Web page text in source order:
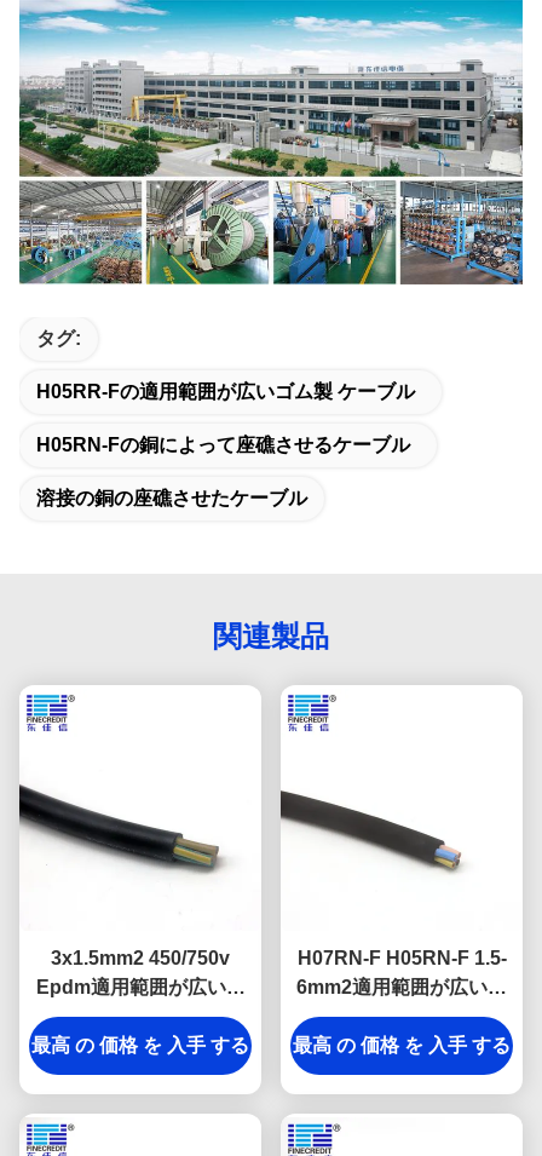
タグ:
H05RR-Fの適用範囲が広いゴム製 ケーブル
H05RN-Fの銅によって座礁させるケーブル
溶接の銅の座礁させたケーブル
関連製品
3x1.5mm2 450/750v
Epdm適用範囲が広いゴ
ム製 ケーブルH05RR-F
の移動式使用
最高 の 価格 を 入手 する
H07RN-F H05RN-F 1.5-
6mm2適用範囲が広いゴ
ム製 ケーブルYZWのゴム
製 ジャケットの電気ケー
ブル
最高 の 価格 を 入手 する